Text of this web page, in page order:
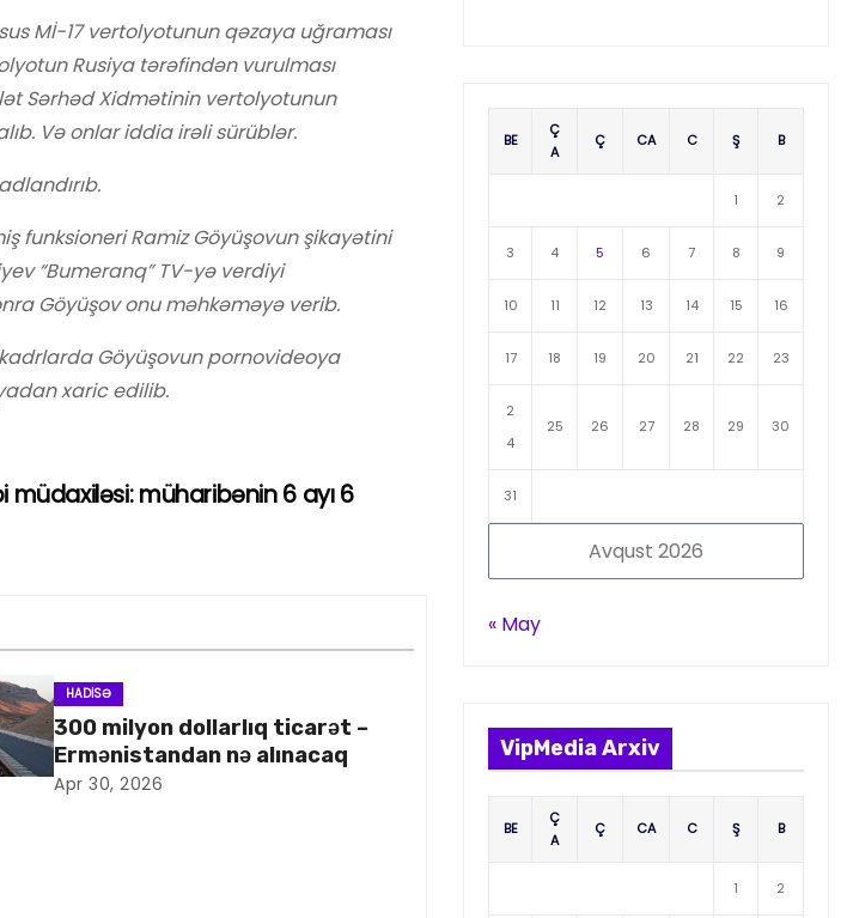
Mİ-17 vertolyotunun qəzaya uğraması
Rusiya tərəfindən vurulması
ət Sərhəd Xidmətinin vertolyotunun
Vəonlar iddia irəli sürüblər.
funksioneri Ramiz Göyüşovun şikayətini
“Bumeranq” TV-yəverdiyi
Göyüşov onu məhkəməyəverib.
Göyüşovun pornovideoya
xaric edilib.
müdaxiləsi: müharibənin 6 ayı 6
HADISƏ
300 milyon dollarlıq ticarət –
Ermənistandan nə alınacaq
Apr 30, 2026
Avqust 2026
BE
Ç
A
Ç CA C Ş B
1 2
3 4 5 6 7 8 9
10 11 12 13 14 15 16
17 18 19 20 21 22 23
2
4
25 26 27 28 29 30
31
« May
VipMedia Arxiv
BE
Ç
A
Ç CA C Ş B
1 2